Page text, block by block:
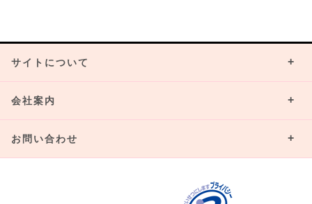
サイトについて
会社案内
お問い合わせ